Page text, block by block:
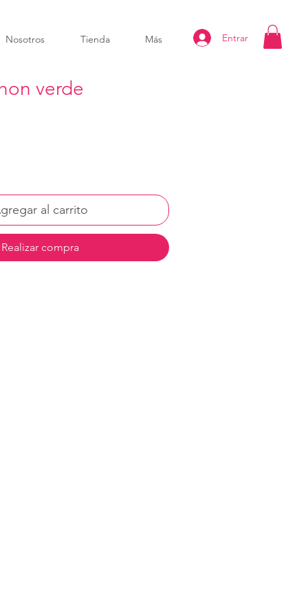
Nosotros Tienda Más Entrar
verde
al carrito
Realizar compra